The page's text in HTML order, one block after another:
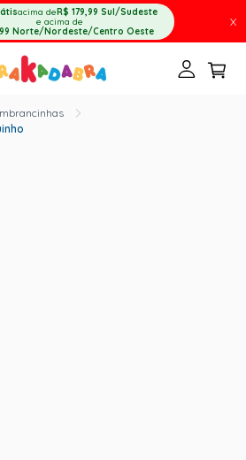
acima deR$ 179,99 Sul/Sudeste
e acima de
Norte/Nordeste/Centro Oeste
X